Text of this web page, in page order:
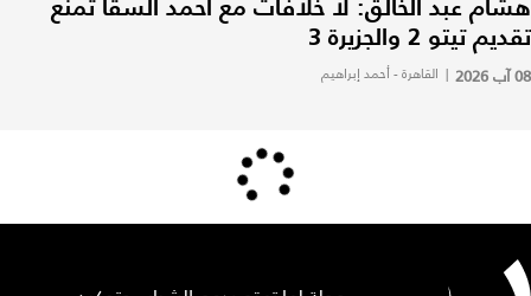
تقديم تيتو 2 والجزيرة 3
08 آب 2026 | القاهرة - أحمد إبراهيم